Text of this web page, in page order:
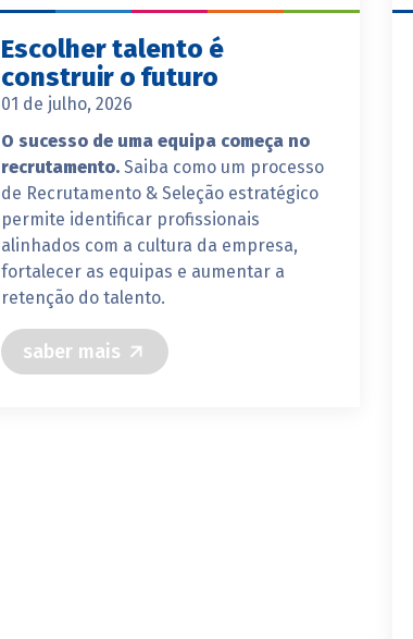
Escolher talento é
construir o futuro
01 de julho, 2026
O sucesso de uma equipa começa no
recrutamento. Saiba como um processo
de Recrutamento & Seleção estratégico
permite identificar profissionais
alinhados com a cultura da empresa,
fortalecer as equipas e aumentar a
retenção do talento.
saber mais